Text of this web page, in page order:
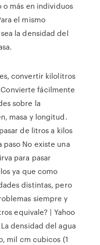
o más en individuos
el mismo
la densidad del
convertir kilolitros
fácilmente
sobre la
masa y longitud.
de litros a kilos
No existe una
para pasar
ya que como
distintas, pero
siempre y
equivale? | Yahoo
densidad del agua
mil cm cubicos (1